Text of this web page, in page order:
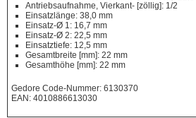
Antriebsaufnahme, Vierkant- [zöllig]: 1/2
Einsatzlänge: 38,0 mm
Einsatz-Ø 1: 16,7 mm
Einsatz-Ø 2: 22,5 mm
Einsatztiefe: 12,5 mm
Gesamtbreite [mm]: 22 mm
Gesamthöhe [mm]: 22 mm
Gedore Code-Nummer: 6130370
EAN: 4010886613030